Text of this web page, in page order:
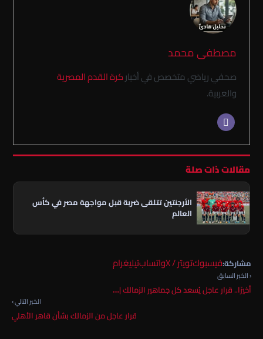
مصطفى محمد
صحفي رياضي متخصص في أخباركرة القدم المصرية
والعربية.
مقالات ذات صلة
الأرجنتين تتلقى ضربة قبل مواجهة مصر في كأس
العالم
مشاركة:فيسبوكتويتر / X واتسابتيليغرام
‹ الخبر السابق
أخيرًا.. قرار عاجل يُسعد كل جماهير الزمالك |…
الخبر التالي ›
قرار عاجل من الزمالك بشأن قاهر الأهلي